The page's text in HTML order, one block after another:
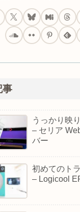
事
うっかり映
– セリア
バー
初めてのト
– Logicool